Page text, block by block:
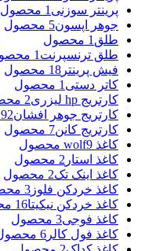
پرینتر سوزنی 1 محصول
جوهر اپسون5 محصول
طلق 1 محصول
طلق ترنسپرنت 1 محصول
فیش پرینتر 18 محصول
کاتر دستی 1 محصول
کارتریج hp لیزری
2 محصول
کارتریج جوهر افشان92 محصول
کارتریج کانن7 محصول
کاغذ wolf 9 محصول
کاغذ استار 2 محصول
کاغذ اینک تک2 محصول
کاغذ خردکن فلوز 3 محصول
کاغذ خردکن نیکیتا16 محصول
کاغذ فوجی3 محصول
کاغذ فول کالر 6 محصول